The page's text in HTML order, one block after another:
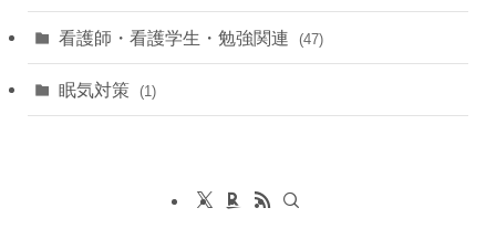
看護師・看護学生・勉強関連 (47)
眠気対策 (1)